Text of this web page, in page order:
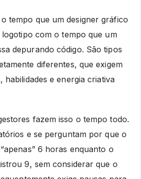
tempo que um designer gráfico
com o tempo que um
depurando código. São tipos
diferentes, que exigem
habilidades e energia criativa
fazem isso o tempo todo.
e se perguntam por que o
6 horas enquanto o
9, sem considerar que o